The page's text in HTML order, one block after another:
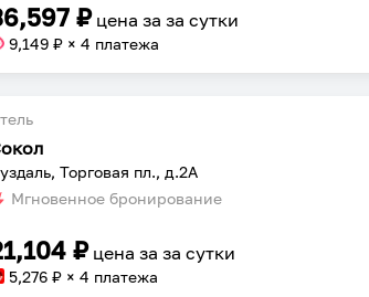
₽ цена заза сутки
9,149 ₽ × 4 платежа
Торговая пл., д.2А
Мгновенное бронирование
₽ цена заза сутки
5,276 ₽ × 4 платежа